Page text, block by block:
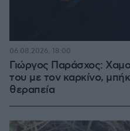
Γιώργος Παράσχος:
του με τον καρκίνο,
θεραπεία
06.08.2026, 18:00